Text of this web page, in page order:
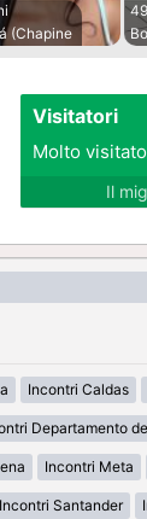
(Chapine
Visitatori
Molto visitato
Il
Incontri Caldas
Departamento
Incontri Meta
Incontri Santander